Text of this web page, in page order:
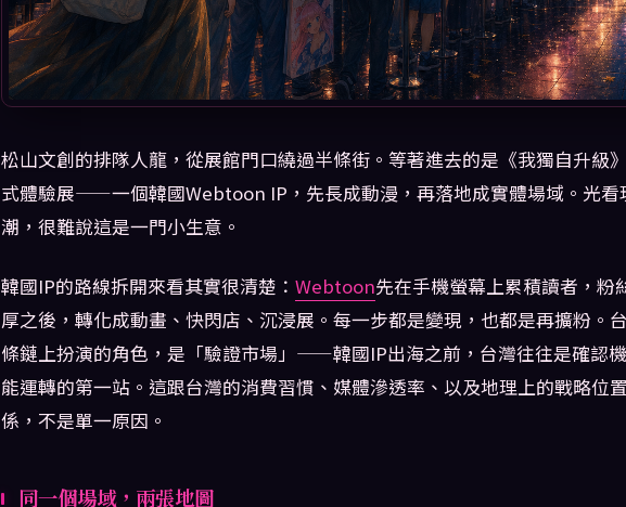
松山文創的排隊人龍，從展館門口繞過半條街。等著進去的是《我獨自升級
式體驗展——一個韓國Webtoon IP，先長成動漫，再落地成實體場域。光看
潮，很難說這是一門小生意。
韓國IP的路線拆開來看其實很清楚： Webtoon先在手機螢幕上累積讀者，粉
厚之後，轉化成動畫、快閃店、沉浸展。每一步都是變現，也都是再擴粉。
條鏈上扮演的角色，是「驗證市場」——韓國IP出海之前，台灣往往是確認
能運轉的第一站。這跟台灣的消費習慣、媒體滲透率、以及地理上的戰略位
係，不是單一原因。
同一個場域，兩張地圖